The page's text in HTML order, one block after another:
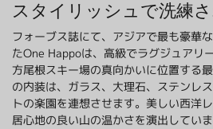
夏のアクティビティ
愛
パラグライダー
もっと見る
最新情報
日本語
BOOK
スタイリッシュで洗練
フォーブス誌にて、アジアで最も豪華
たOne Happoは、高級でラグジュアリ
方尾根スキー場の真向かいに位置する
の内装は、ガラス、大理石、ステンレ
トの楽園を連想させます。美しい西洋
居心地の良い山の温かさを演出していま